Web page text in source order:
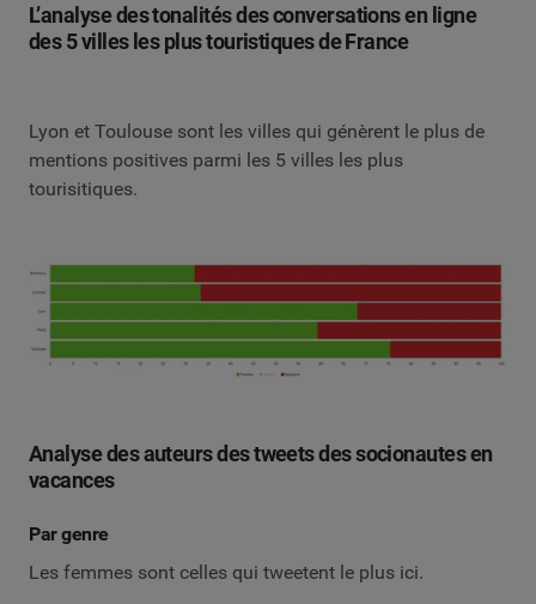
L’analyse des tonalités des conversations en ligne
des 5 villes les plus touristiques de France
Lyon et Toulouse sont les villes qui génèrent le plus de
mentions positives parmi les 5 villes les plus
tourisitiques.
Analyse des auteurs des tweets des socionautes en
vacances
Par genre
Les femmes sont celles qui tweetent le plus ici.